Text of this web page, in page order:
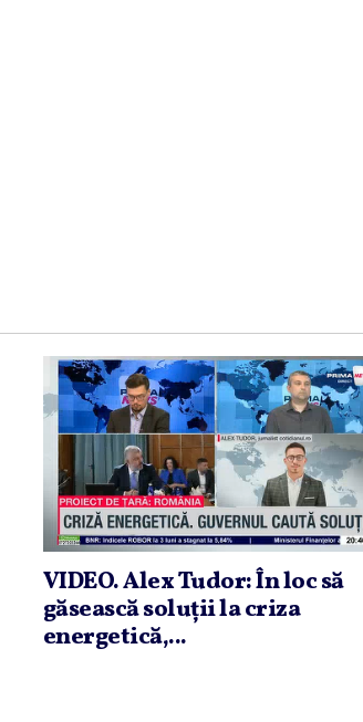
VIDEO. Alex Tudor: În loc să
găsească soluţii la criza
energetică,...